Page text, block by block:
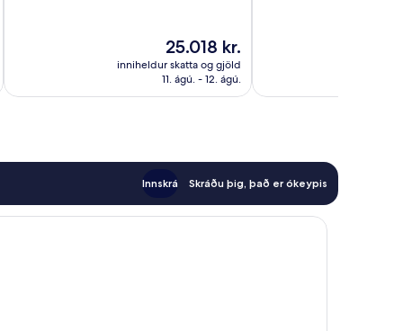
Verðið
er
25.018 kr.
25.018 kr.
inniheldur skatta og gjöld
11. ágú. - 12. ágú.
Innskrá Skráðu þig, það er ókeypis